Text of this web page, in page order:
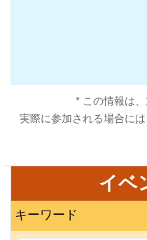
* この情報は
実際に参加される場合に
イベ
キーワード